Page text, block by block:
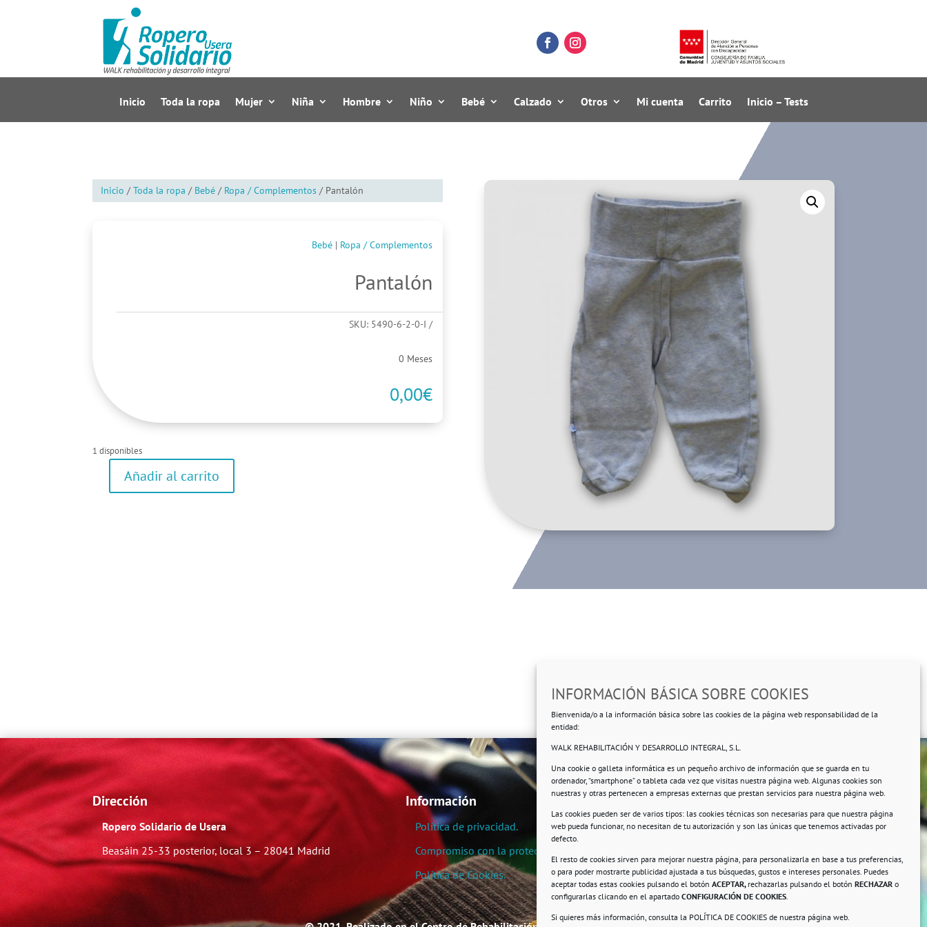
INFORMACIÓN BÁSICA SOBRE COOKIES
Bienvenida/o a la información básica sobre las cookies de la página web responsabilidad de la
entidad:
WALK REHABILITACIÓN Y DESARROLLO INTEGRAL, S.L.
Una cookie o galleta informática es un pequeño archivo de información que se guarda en tu
ordenador, “smartphone” o tableta cada vez que visitas nuestra página web. Algunas cookies son
nuestras y otras pertenecen a empresas externas que prestan servicios para nuestra página web.
Las cookies pueden ser de varios tipos: las cookies técnicas son necesarias para que nuestra página
web pueda funcionar, no necesitan de tu autorización y son las únicas que tenemos activadas por
defecto.
El resto de cookies sirven para mejorar nuestra página, para personalizarla en base a tus preferencias,
o para poder mostrarte publicidad ajustada a tus búsquedas, gustos e intereses personales. Puedes
aceptar todas estas cookies pulsando el botón ACEPTAR, rechazarlas pulsando el botón RECHAZAR o
configurarlas clicando en el apartado CONFIGURACIÓN DE COOKIES.
Si quieres más información, consulta la POLÍTICA DE COOKIES de nuestra página web.
Inicio Toda la ropa Mujer Niña Hombre Niño Bebé Calzado Otros Mi cuenta Carrito Inicio – Tests
Inicio /Toda la ropa / Bebé / Ropa / Complementos / Pantalón
Bebé | Ropa / Complementos
Pantalón
SKU: 5490-6-2-0-I
0 Meses
0,00€
1 disponibles
PantalónAñadir al carrito
Dirección
Ropero Solidario de Usera
Beasáin 25-33 posterior, local 3 – 28041 Madrid
Información
Política de privacidad.
Compromiso con la protección de datos personales.
Política de Cookies.